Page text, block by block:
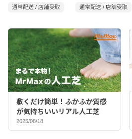
通常配送 / 店舗受取 通常配送 / 店舗受取
敷くだけ簡単！ふかふか質感
が気持ちいいリアル人工芝
2025/08/18